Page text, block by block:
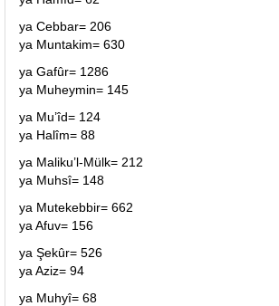
ya Cebbar= 206
ya Muntakim= 630
ya Gafûr= 1286
ya Muheymin= 145
ya Mu’îd= 124
ya Halîm= 88
ya Maliku’l-Mülk= 212
ya Muhsî= 148
ya Mutekebbir= 662
ya Afuv= 156
ya Şekûr= 526
ya Aziz= 94
ya Muhyî= 68